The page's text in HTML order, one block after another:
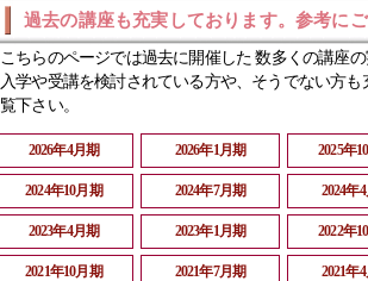
過去の講座も充実しております。参考にご
こちらのページでは過去に開催した 数多くの講座の
入学や受講を検討されている方や、そうでない方
覧下さい。
2026年4月期 2026年1月期 2025年
2024年10月期 2024年7月期 2024年
2023年4月期 2023年1月期 2022年
2021年10月期 2021年7月期 2021年